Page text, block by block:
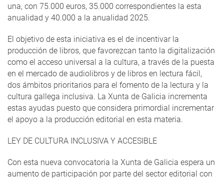
una, con 75.000 euros, 35.000 correspondientes la esta
anualidad y 40.000 a la anualidad 2025.
El objetivo de esta iniciativa es el de incentivar la
producción de libros, que favorezcan tanto la digitalización
como el acceso universal a la cultura, a través de la puesta
en el mercado de audiolibros y de libros en lectura fácil,
dos ámbitos prioritarios para el fomento de la lectura y la
cultura gallega inclusiva. La Xunta de Galicia incrementa
estas ayudas puesto que considera primordial incrementar
el apoyo a la producción editorial en esta materia.
LEY DE CULTURA INCLUSIVA Y ACCESIBLE
Con esta nueva convocatoria la Xunta de Galicia espera un
aumento de participación por parte del sector editorial con